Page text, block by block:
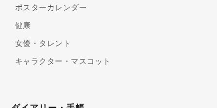
ポスターカレンダー
健康
女優・タレント
キャラクター・マスコット